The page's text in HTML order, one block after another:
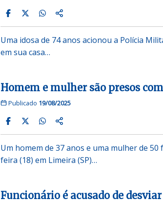
Uma idosa de 74 anos acionou a Polícia
em sua casa…
Homem e mulher são presos
Publicado 19/08/2025
Um homem de 37 anos e uma mulher de
feira (18) em Limeira (SP)…
Funcionário é acusado de